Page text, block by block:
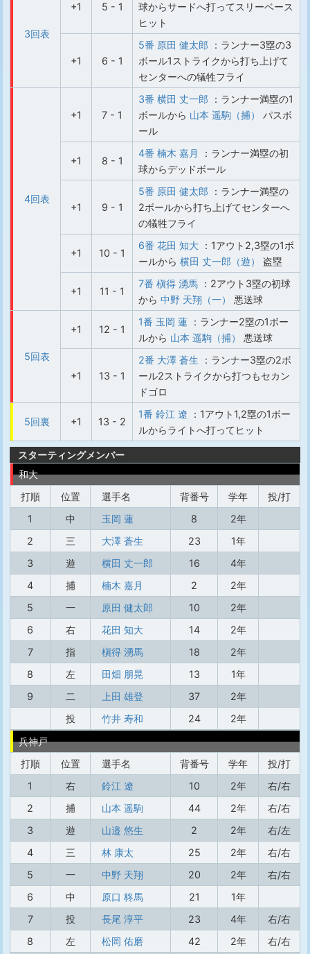
3回表
+1 5 - 1
球からサードへ打ってスリーベース
ヒット
+1 6 - 1
5番 原田 健太郎 ：ランナー3塁の3
ボール1ストライクから打ち上げて
センターへの犠牲フライ
4回表
+1 7 - 1
3番 横田 丈一郎 ：ランナー満塁の1
ボールから 山本 遥駒（捕）
パスボ
ール
+1 8 - 1
4番 楠木 嘉月
：ランナー満塁の初
球からデッドボール
+1 9 - 1
5番 原田 健太郎 ：ランナー満塁の
2ボールから打ち上げてセンターへ
の犠牲フライ
+1 10 - 1
6番 花田 知大 ：1アウト2,3塁の1ボ
ールから 横田 丈一郎（遊） 盗塁
+1 11 - 1
7番 槇得 湧馬 ：2アウト3塁の初球
から 中野 天翔（一） 悪送球
5回表
+1 12 - 1
1番 玉岡 蓮 ：ランナー2塁の1ボー
ルから 山本 遥駒（捕） 悪送球
+1 13 - 1
2番 大澤 蒼生 ：ランナー3塁の2ボ
ール2ストライクから打つもセカン
ドゴロ
5回裏 +1 13 - 2
1番 鈴江 遼 ：1アウト1,2塁の1ボー
ルからライトへ打ってヒット
スターティングメンバー
和大
打順
位置 選手名 背番号 学年
投/打
1
中 玉岡 蓮 8
2年
2
三 大澤 蒼生 23
1年
3
遊 横田 丈一郎 16
4年
4
捕 楠木 嘉月 2
2年
5
一 原田 健太郎 10
2年
6
右 花田 知大 14
2年
7
指 槇得 湧馬 18
2年
8
左 田畑 朋晃 13
1年
9
二 上田 雄登 37
2年
投
竹井 寿和 24
2年
兵神戸
打順
位置 選手名 背番号 学年
投/打
1
右 鈴江 遼 10 2年
右/右
2
捕 山本 遥駒 44 2年
右/右
3
遊 山邉 悠生 2 2年
右/左
4
三 林 康太 25 2年
右/右
5
一 中野 天翔 20 2年
右/右
6
中 原口 柊馬 21
1年
7
投 長尾 淳平 23 4年
右/右
8
左 松岡 佑磨 42 2年
右/右